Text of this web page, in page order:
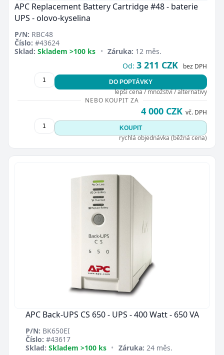
APC Replacement Battery Cartridge #48 - baterie
UPS - olovo-kyselina
P/N: RBC48
Číslo: #43624
Sklad: Skladem >100 ks • Záruka: 12 měs.
Od: 3 211 CZK bez DPH
DO POPTÁVKY
lepší cena / množství / alternativy
NEBO KOUPIT ZA
4 000 CZK vč. DPH
KOUPIT
rychlá objednávka (běžná cena)
APC Back-UPS CS 650 - UPS - 400 Watt - 650 VA
P/N: BK650EI
Číslo: #43617
Sklad: Skladem >100 ks • Záruka: 24 měs.